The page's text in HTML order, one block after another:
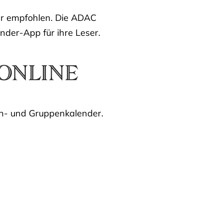
empfohlen. Die ADAC
App für ihre Leser.
und Gruppenkalender.